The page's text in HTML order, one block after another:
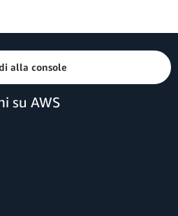
alla console
su AWS